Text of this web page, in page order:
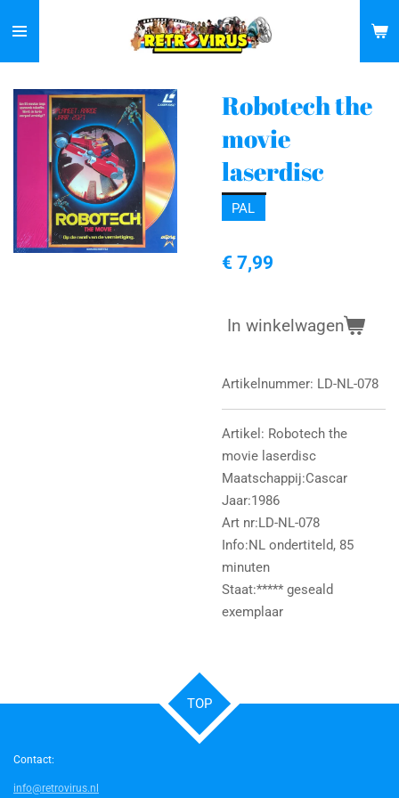
direct
naar
de
hoofdinhoud
Robotech the
movie
laserdisc
PAL
€ 7,99
In winkelwagen
Artikelnummer: LD-NL-078
Artikel: Robotech the
movie laserdisc
Maatschappij:Cascar
Jaar:1986
Art nr:LD-NL-078
Info:NL ondertiteld, 85
minuten
Staat:***** geseald
exemplaar
TOP
Contact:
info@retrovirus.nl